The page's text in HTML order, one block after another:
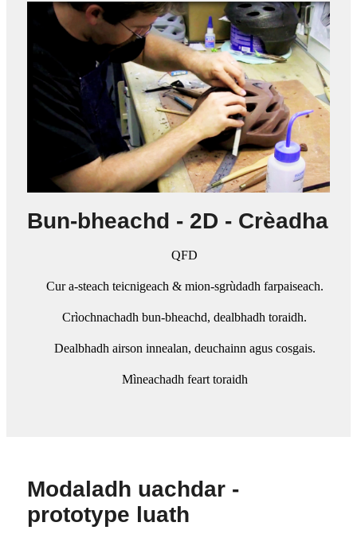
Bun-bheachd - 2D - Crèadha
QFD
Cur a-steach teicnigeach & mion-sgrùdadh farpaiseach.
Crìochnachadh bun-bheachd, dealbhadh toraidh.
Dealbhadh airson innealan, deuchainn agus cosgais.
Mìneachadh feart toraidh
Modaladh uachdar -
prototype luath